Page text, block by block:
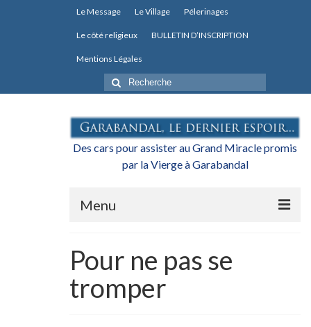
Le Message Le Village Pélerinages
Le côté religieux BULLETIN D’INSCRIPTION
Mentions Légales
Rechercher
:
Des cars pour assister au Grand Miracle promis
par la Vierge à Garabandal
Menu
L’association
Les transports pour le Grand Miracle
Pour ne pas se
tromper